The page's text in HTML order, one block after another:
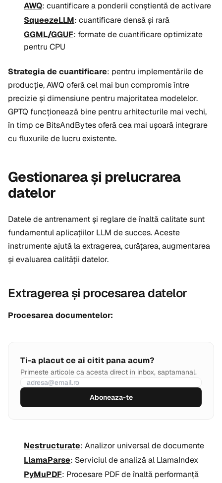
AWQ: cuantificare a ponderii conștientă de activare
SqueezeLLM: cuantificare densă și rară
GGML/GGUF: formate de cuantificare optimizate
pentru CPU
Strategia de cuantificare: pentru implementările de
producție, AWQ oferă cel mai bun compromis între
precizie și dimensiune pentru majoritatea modelelor.
GPTQ funcționează bine pentru arhitecturile mai vechi,
în timp ce BitsAndBytes oferă cea mai ușoară integrare
cu fluxurile de lucru existente.
Gestionarea și prelucrarea
datelor
Datele de antrenament și reglare de înaltă calitate sunt
fundamentul aplicațiilor LLM de succes. Aceste
instrumente ajută la extragerea, curățarea, augmentarea
și evaluarea calității datelor.
Extragerea și procesarea datelor
Procesarea documentelor:
Ti-a placut ce ai citit pana acum?
Primeste articole ca acesta direct in inbox, saptamanal.
Aboneaza-te
Nestructurate: Analizor universal de documente
LlamaParse: Serviciul de analiză al LlamaIndex
PyMuPDF: Procesare PDF de înaltă performanță